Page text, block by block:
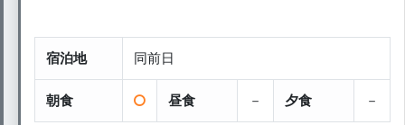
宿泊地 同前日
朝食 昼食 － 夕食 －